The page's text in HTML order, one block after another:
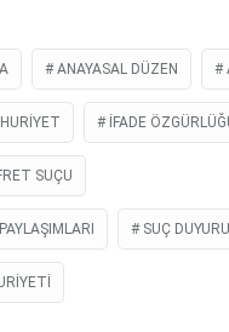
ANAYASAL DÜZEN
IFADE
SUÇU
SUÇ